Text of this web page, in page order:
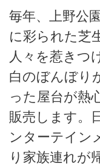
毎年、上野公
に彩られた芝
人々を惹きつ
白のぼんぼり
った屋台が熱
販売します。
ンターテイン
り家族連れが